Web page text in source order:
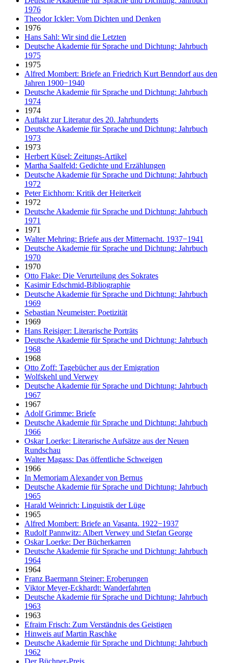
1976
Theodor Ickler: Vom Dichten und Denken
1976
Hans Sahl: Wir sind die Letzten
Deutsche Akademie für Sprache und Dichtung: Jahrbuch
1975
1975
Alfred Mombert: Briefe an Friedrich Kurt Benndorf aus den
Jahren 1900−1940
Deutsche Akademie für Sprache und Dichtung: Jahrbuch
1974
1974
Auftakt zur Literatur des 20. Jahrhunderts
Deutsche Akademie für Sprache und Dichtung: Jahrbuch
1973
1973
Herbert Küsel: Zeitungs-Artikel
Martha Saalfeld: Gedichte und Erzählungen
Deutsche Akademie für Sprache und Dichtung: Jahrbuch
1972
Peter Eichhorn: Kritik der Heiterkeit
1972
Deutsche Akademie für Sprache und Dichtung: Jahrbuch
1971
1971
Walter Mehring: Briefe aus der Mitternacht. 1937−1941
Deutsche Akademie für Sprache und Dichtung: Jahrbuch
1970
1970
Otto Flake: Die Verurteilung des Sokrates
Kasimir Edschmid-Bibliographie
Deutsche Akademie für Sprache und Dichtung: Jahrbuch
1969
Sebastian Neumeister: Poetizität
1969
Hans Reisiger: Literarische Porträts
Deutsche Akademie für Sprache und Dichtung: Jahrbuch
1968
1968
Otto Zoff: Tagebücher aus der Emigration
Wolfskehl und Verwey
Deutsche Akademie für Sprache und Dichtung: Jahrbuch
1967
1967
Adolf Grimme: Briefe
Deutsche Akademie für Sprache und Dichtung: Jahrbuch
1966
Oskar Loerke: Literarische Aufsätze aus der Neuen
Rundschau
Walter Magass: Das öffentliche Schweigen
1966
In Memoriam Alexander von Bernus
Deutsche Akademie für Sprache und Dichtung: Jahrbuch
1965
Harald Weinrich: Linguistik der Lüge
1965
Alfred Mombert: Briefe an Vasanta. 1922−1937
Rudolf Pannwitz: Albert Verwey und Stefan George
Oskar Loerke: Der Bücherkarren
Deutsche Akademie für Sprache und Dichtung: Jahrbuch
1964
1964
Franz Baermann Steiner: Eroberungen
Viktor Meyer-Eckhardt: Wanderfahrten
Deutsche Akademie für Sprache und Dichtung: Jahrbuch
1963
1963
Efraim Frisch: Zum Verständnis des Geistigen
Hinweis auf Martin Raschke
Deutsche Akademie für Sprache und Dichtung: Jahrbuch
1962
Der Büchner-Preis